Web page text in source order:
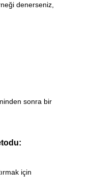
denerseniz,
sonra bir
için